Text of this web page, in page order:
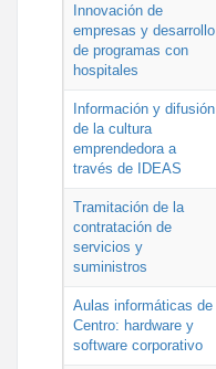
Innovación de
empresas y desarrollo
de programas con
hospitales
Información y difusión
de la cultura
emprendedora a
través de IDEAS
Tramitación de la
contratación de
servicios y
suministros
Aulas informáticas de
Centro: hardware y
software corporativo